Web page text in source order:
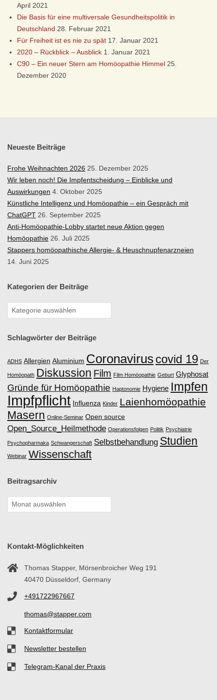
D
Ü
S
E
L
D
O
R
F
April 2021
Die Basis für eine multiversale Gesundheitspolitik in
Deutschland 28. Februar 2021
Für Freiheit ist es nie zu spät 17. Januar 2021
2020 – Rückblick – Ausblick 1. Januar 2021
C90 – Ein neuer Stern am Homöopathie Himmel 25.
Dezember 2020
Neueste Beiträge
Frohe Weihnachten 2026 25. Dezember 2025
Wir leben noch! Die Impfentscheidung – Einblicke und
Auswirkungen 4. Oktober 2025
Künstliche Intelligenz und Homöopathie – ein Gespräch mit
ChatGPT 26. September 2025
Anti-Homöopathie-Lobby startet neue Aktion gegen
Homöopathie 26. Juli 2025
Stappers homöopathische Allergie- & Heuschnupfenarzneien
14. Juni 2025
Kategorien der Beiträge
Schlagwörter der Beiträge
ADHS Allergien Aluminium Coronavirus covid 19 Der
Homöopath Diskussion Film Film Homöopathie Geburt Glyphosat
Gründe für Homöopathie Haptonomie Hygiene Impfen
Impfpflicht Influenza Kinder Laienhomöopathie
Masern Online-Seminar Open source
Open_Source_Heilmethode Operationsfolgen Politik Psychiatrie
Psychopharmaka Schwangerschaft Selbstbehandlung Studien
Webinar Wissenschaft
Beitragsarchiv
Kontakt-Möglichkeiten
Thomas Stapper, Mörsenbroicher Weg 191
40470 Düsseldorf, Germany
+491722967667
thomas@stapper.com
Kontaktformular
Newsletter bestellen
Telegram-Kanal der Praxis